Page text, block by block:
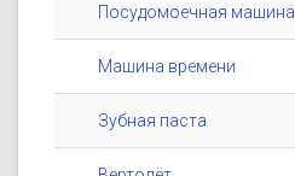
Посудомоечная машина
Машина времени
Зубная паста